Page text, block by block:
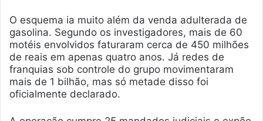
O esquema ia muito além da venda adulterada de
gasolina. Segundo os investigadores, mais de 60
motéis envolvidos faturaram cerca de 450 milhões
de reais em apenas quatro anos. Já redes de
franquias sob controle do grupo movimentaram
mais de 1 bilhão, mas só metade disso foi
oficialmente declarado.